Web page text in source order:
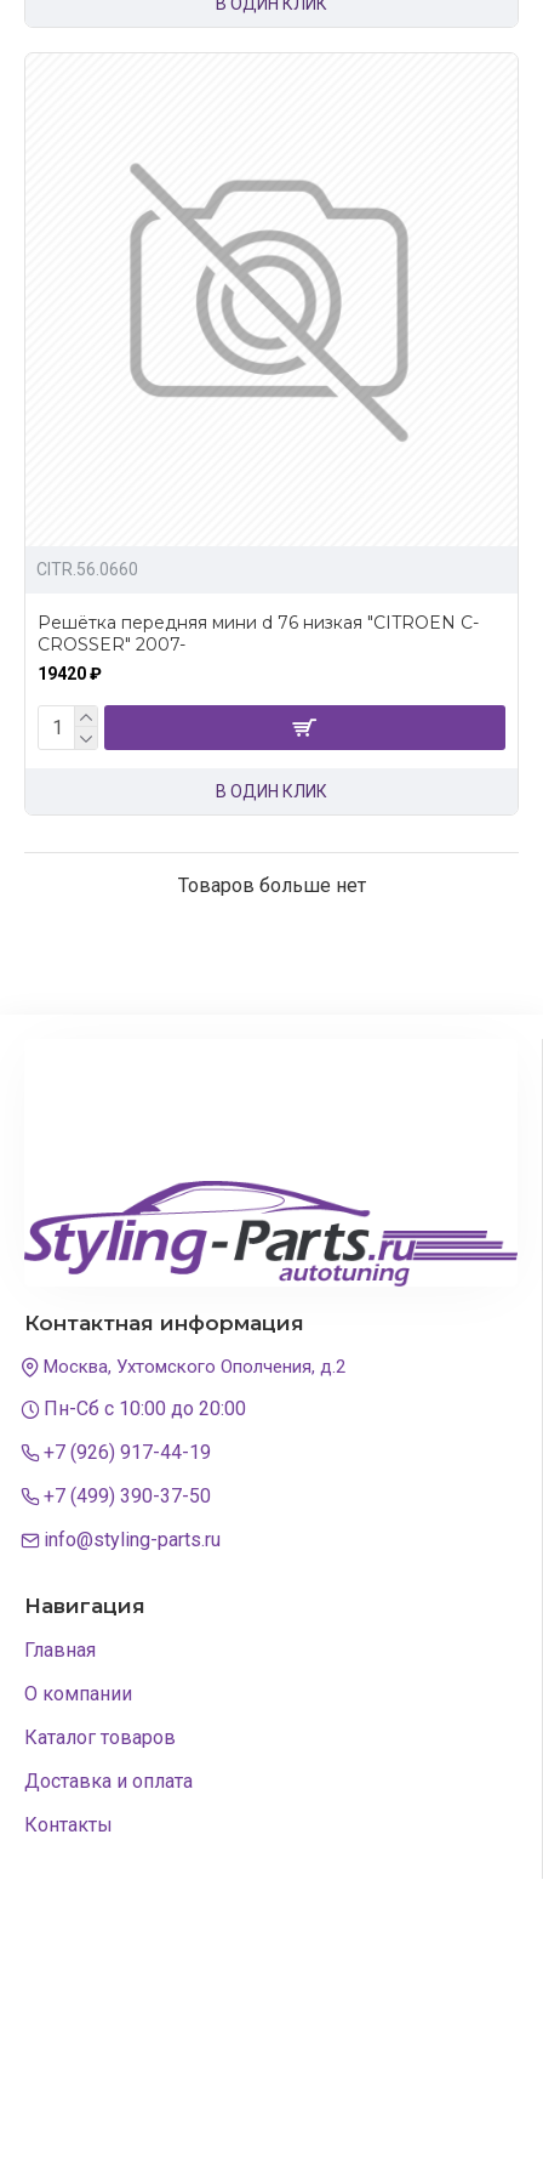
CITR.56.0660
Решётка передняя мини d 76 низкая "CITROEN C-
CROSSER" 2007-
19420 ₽
В ОДИН КЛИК
Товаров больше нет
Контактная информация
Москва, Ухтомского Ополчения, д.2
Пн-Сб с 10:00 до 20:00
+7 (926) 917-44-19
+7 (499) 390-37-50
info@styling-parts.ru
Навигация
Главная
О компании
Каталог товаров
Доставка и оплата
Контакты